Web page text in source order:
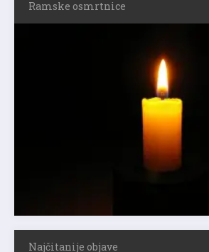
Ramske osmrtnice
Najčitanije objave